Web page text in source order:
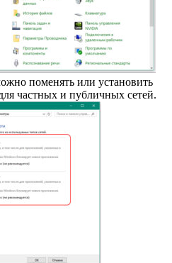
поменять или установить
частных и публичных сетей.